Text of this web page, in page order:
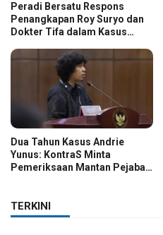
Peradi Bersatu Respons
Penangkapan Roy Suryo dan
Dokter Tifa dalam Kasus
Dua Tahun Kasus Andrie
Yunus: KontraS Minta
Pemeriksaan Mantan Pejabat
TERKINI